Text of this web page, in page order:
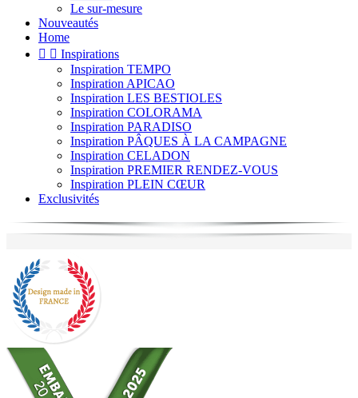
Le sur-mesure
Nouveautés
Home
  Inspirations
Inspiration TEMPO
Inspiration APICAO
Inspiration LES BESTIOLES
Inspiration COLORAMA
Inspiration PARADISO
Inspiration PÂQUES À LA CAMPAGNE
Inspiration CELADON
Inspiration PREMIER RENDEZ-VOUS
Inspiration PLEIN CŒUR
Exclusivités